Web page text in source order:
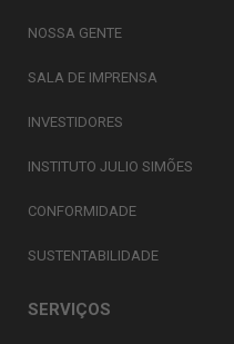
NOSSA GENTE
SALA DE IMPRENSA
INVESTIDORES
INSTITUTO JULIO SIMÕES
CONFORMIDADE
SUSTENTABILIDADE
SERVIÇOS